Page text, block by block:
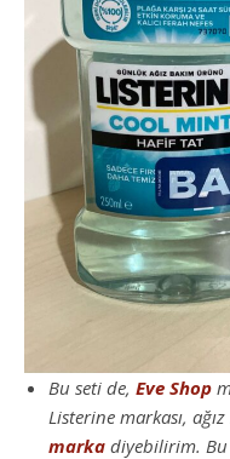
Bu seti de, Eve Shop
Listerine markası,
marka diyebilirim. Bu